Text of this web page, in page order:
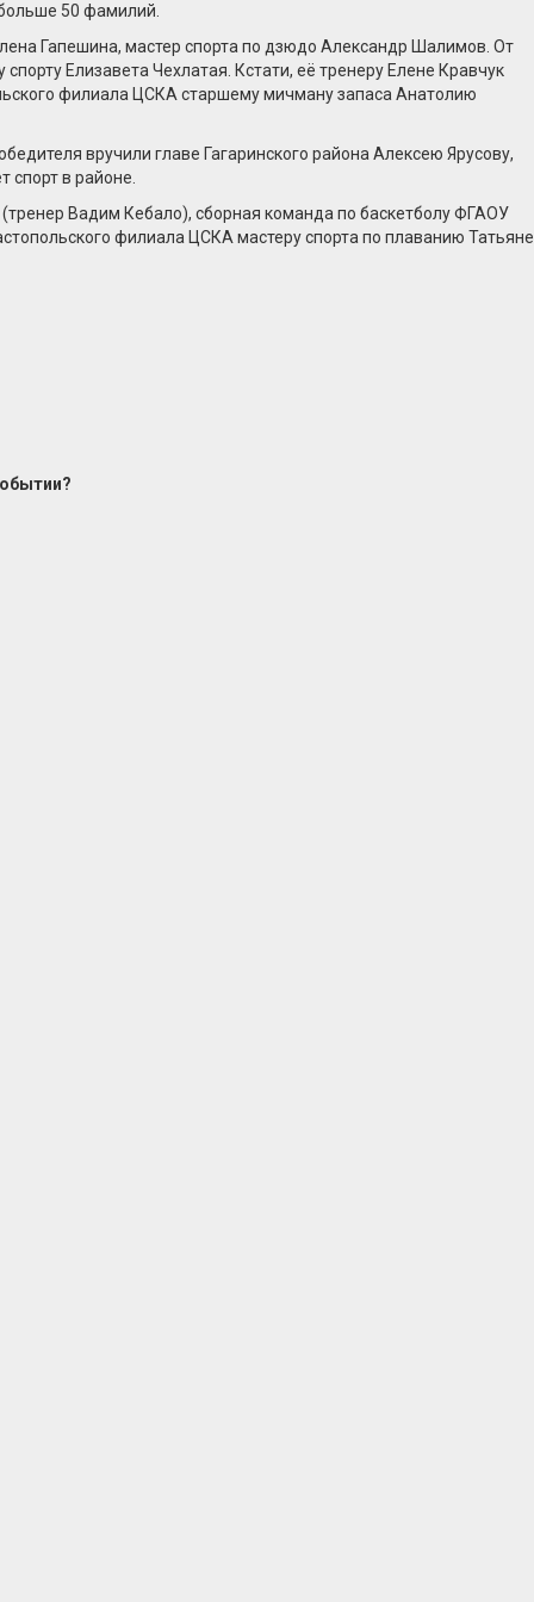
50 фамилий.
Гапешина, мастер спорта по дзюдо Александр Шалимов. От
Елизавета Чехлатая. Кстати, её тренеру Елене Кравчук
филиала ЦСКА старшему мичману запаса Анатолию
вручили главе Гагаринского района Алексею Ярусову,
спорт в районе.
Вадим Кебало), сборная команда по баскетболу ФГАОУ
филиала ЦСКА мастеру спорта по плаванию Татьяне